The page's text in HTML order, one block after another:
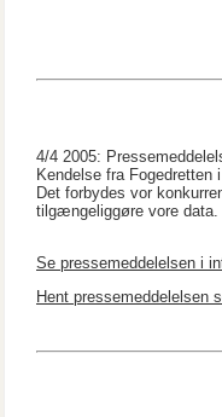
4/4 2005:
Kendelse fra Fogedretten
Det forbydes vor
tilgængeliggøre vore data.
Se pressemeddelelsen i
Hent pressemeddelelsen